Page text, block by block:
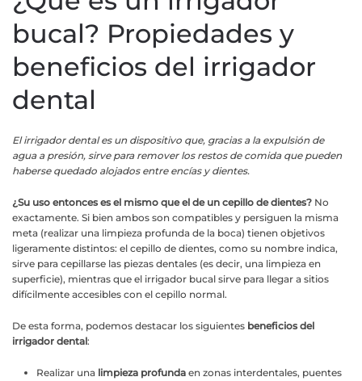
bucal? Propiedades y
beneficios del irrigador
dental
El irrigador dental es un dispositivo que, gracias a la expulsión de
agua a presión, sirve para remover los restos de comida que pueden
haberse quedado alojados entre encías y dientes.
¿Su uso entonces es el mismo que el de un cepillo de dientes? No
exactamente. Si bien ambos son compatibles y persiguen la misma
meta (realizar una limpieza profunda de la boca) tienen objetivos
ligeramente distintos: el cepillo de dientes, como su nombre indica,
sirve para cepillarse las piezas dentales (es decir, una limpieza en
superficie), mientras que el irrigador bucal sirve para llegar a sitios
difícilmente accesibles con el cepillo normal.
De esta forma, podemos destacar los siguientes beneficios del
irrigador dental:
Realizar una limpieza profunda en zonas interdentales, puentes